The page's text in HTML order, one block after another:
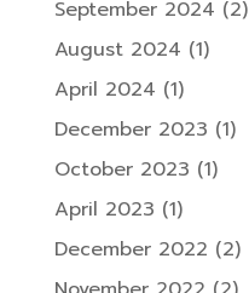
September 2024 (2)
August 2024 (1)
April 2024 (1)
December 2023 (1)
October 2023 (1)
April 2023 (1)
December 2022 (2)